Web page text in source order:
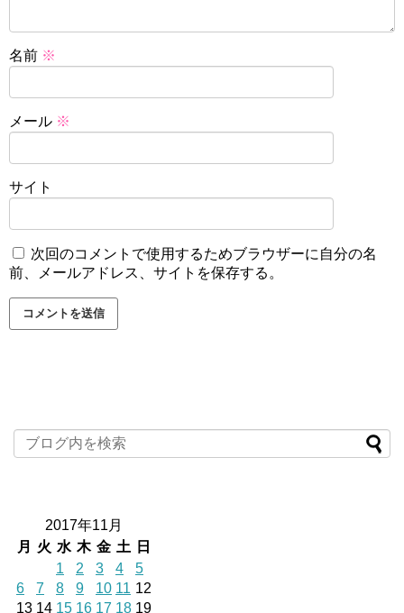
名前 ※
メール ※
サイト
次回のコメントで使用するためブラウザーに自分の名
前、メールアドレス、サイトを保存する。
2017年11月
月
火 水 木 金 土
日
1
2 3 4
5
6
7 8 9 10 11 12
13 14 15 16 17 18 19